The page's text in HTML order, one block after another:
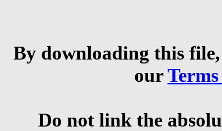
By downloading this
our
Do not link the